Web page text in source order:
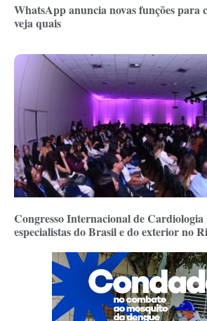
WhatsApp anuncia novas funções para
veja quais
Congresso Internacional de Cardiologia
especialistas do Brasil e do exterior no